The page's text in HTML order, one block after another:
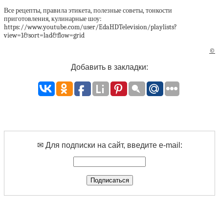
Все рецепты, правила этикета, полезные советы, тонкости
приготовления, кулинарные шоу:
https://www.youtube.com/user/EdaHDTelevision/playlists?
view=1&sort=lad&flow=grid
©
Добавить в закладки:
✉ Для подписки на сайт, введите e-mail: